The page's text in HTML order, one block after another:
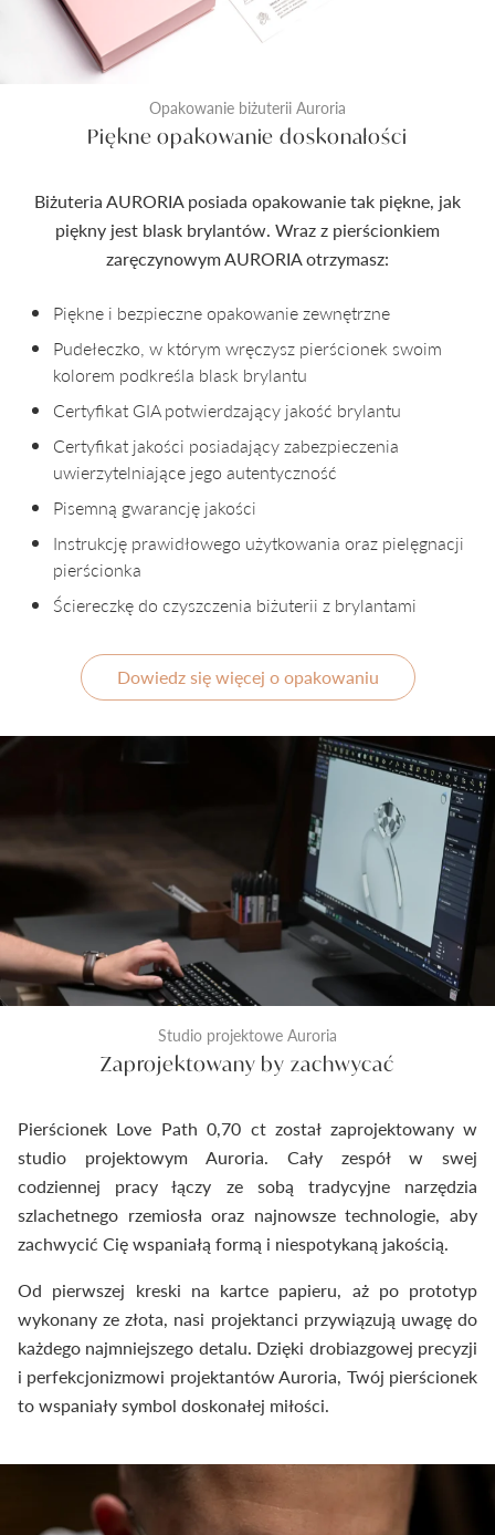
Opakowanie biżuterii Auroria
Piękne opakowanie doskonałości
Biżuteria AURORIA posiada opakowanie tak piękne, jak
piękny jest blask brylantów. Wraz z pierścionkiem
zaręczynowym AURORIA otrzymasz:
Piękne i bezpieczne opakowanie zewnętrzne
Pudełeczko, w którym wręczysz pierścionek swoim
kolorem podkreśla blask brylantu
Certyfikat GIA potwierdzający jakość brylantu
Certyfikat jakości posiadający zabezpieczenia
uwierzytelniające jego autentyczność
Pisemną gwarancję jakości
Instrukcję prawidłowego użytkowania oraz pielęgnacji
pierścionka
Ściereczkę do czyszczenia biżuterii z brylantami
Dowiedz się więcej o opakowaniu
Studio projektowe Auroria
Zaprojektowany by zachwycać
Pierścionek Love Path 0,70 ct został zaprojektowany w
studio projektowym Auroria. Cały zespół w swej
codziennej pracy łączy ze sobą tradycyjne narzędzia
szlachetnego rzemiosła oraz najnowsze technologie, aby
zachwycić Cię wspaniałą formą i niespotykaną jakością.
Od pierwszej kreski na kartce papieru, aż po prototyp
wykonany ze złota, nasi projektanci przywiązują uwagę do
każdego najmniejszego detalu. Dzięki drobiazgowej precyzji
i perfekcjonizmowi projektantów Auroria, Twój pierścionek
to wspaniały symbol doskonałej miłości.